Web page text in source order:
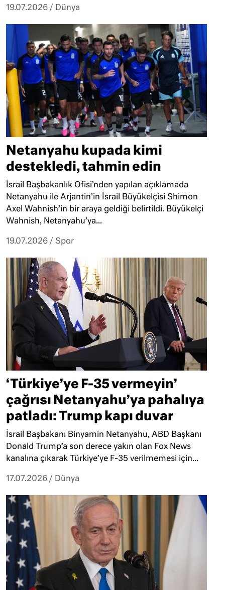
19.07.2026 / Dünya
Netanyahu kupada kimi
destekledi, tahmin edin
İsrail Başbakanlık Ofisi’nden yapılan açıklamada
Netanyahu ile Arjantin’in İsrail Büyükelçisi Shimon
Axel Wahnish’in bir araya geldiği belirtildi. Büyükelçi
Wahnish, Netanyahu’ya...
19.07.2026 / Spor
‘Türkiye’ye F-35 vermeyin’
çağrısı Netanyahu’ya pahalıya
patladı: Trump kapı duvar
İsrail Başbakanı Binyamin Netanyahu, ABD Başkanı
Donald Trump’a son derece yakın olan Fox News
kanalına çıkarak Türkiye’ye F-35 verilmemesi için...
17.07.2026 / Dünya